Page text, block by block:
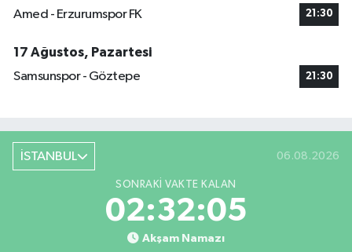
Amed - Erzurumspor FK 21:30
17 Ağustos, Pazartesi
Samsunspor - Göztepe
21:30
İSTANBUL 06.08.2026
SONRAKI VAKTE KALAN
02:32:04
Akşam Namazı